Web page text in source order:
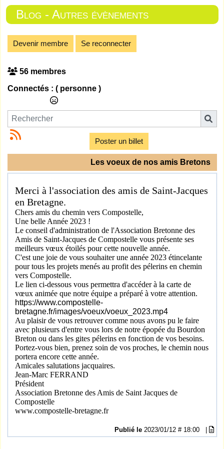
Blog - Autres évènements
Devenir membre Se reconnecter
56 membres
Connectés : ( personne )
Poster un billet
Les voeux de nos amis Bretons
Merci à l'association des amis de Saint-Jacques
en Bretagne.
Chers amis du chemin vers Compostelle,
Une belle Année 2023 !
Le conseil d'administration de l'Association Bretonne des
Amis de Saint-Jacques de Compostelle vous présente ses
meilleurs vœux étoilés pour cette nouvelle année.
C'est une joie de vous souhaiter une année 2023 étincelante
pour tous les projets menés au profit des pélerins en chemin
vers Compostelle.
Le lien ci-dessous vous permettra d'accéder à la carte de
vœux animée que notre équipe a préparé à votre attention.
https://www.compostelle-
bretagne.fr/images/voeux/voeux_2023.mp4
Au plaisir de vous retrouver comme nous avons pu le faire
avec plusieurs d'entre vous lors de notre épopée du Bourdon
Breton ou dans les gites pélerins en fonction de vos besoins.
Portez-vous bien, prenez soin de vos proches, le chemin nous
portera encore cette année.
Amicales salutations jacquaires.
Jean-Marc FERRAND
Président
Association Bretonne des Amis de Saint Jacques de
Compostelle
www.compostelle-bretagne.fr
Publié le 2023/01/12 # 18:00 |